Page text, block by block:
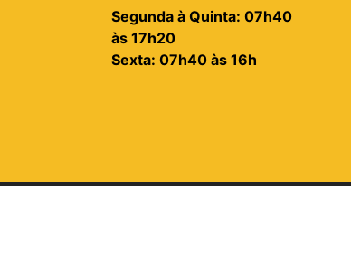
Segunda à Quinta: 07h40
às 17h20
Sexta: 07h40 às 16h